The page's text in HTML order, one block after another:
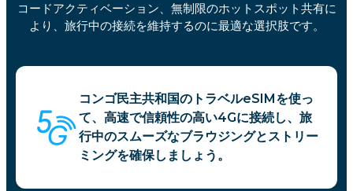
コードアクティベーション、無制限のホットスポット共有に
より、旅行中の接続を維持するのに最適な選択肢です。
コンゴ民主共和国のトラベルeSIMを使っ
て、高速で信頼性の高い4Gに接続し、旅
行中のスムーズなブラウジングとストリー
ミングを確保しましょう。